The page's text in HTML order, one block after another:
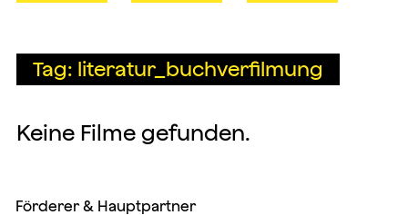
Tag: literatur_buchverfilmung
Keine Filme gefunden.
Förderer & Hauptpartner